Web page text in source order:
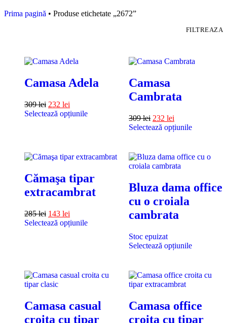
Prima pagină • Produse etichetate „2672”
FILTREAZA
Camasa Adela
309lei 232 lei
Selectează opțiunile
Camasa
Cambrata
309lei 232 lei
Selectează opțiunile
Cămaşa tipar
extracambrat
285lei 143 lei
Selectează opțiunile
Bluza dama office
cu o croiala
cambrata
Stoc epuizat
Selectează opțiunile
Camasa casual
croita cu tipar
Camasa office
croita cu tipar